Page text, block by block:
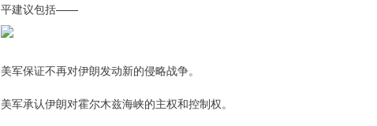
平建议包括——
美军保证不再对伊朗发动新的侵略战争。
美军承认伊朗对霍尔木兹海峡的主权和控制权。